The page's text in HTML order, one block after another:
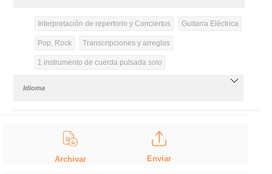
Interpretación de repertorio y Conciertos Guitarra Eléctrica
Pop, Rock Transcripciones y arreglos
1 instrumento de cuerda pulsada solo
Idioma
Archivar Enviar